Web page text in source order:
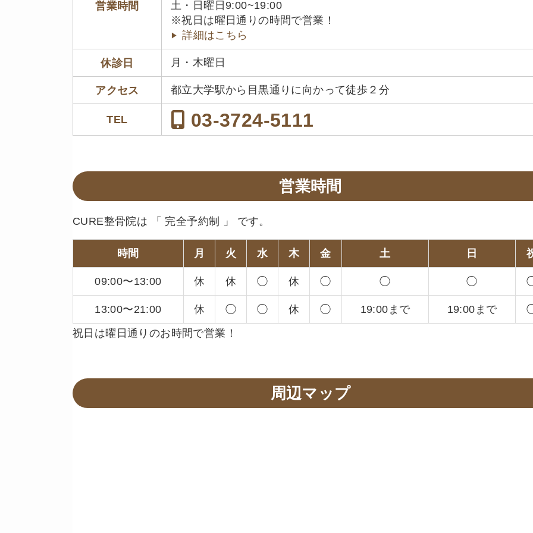
営業時間
土・日曜日9:00~19:00
※祝日は曜日通りの時間で営業！
詳細はこちら
休診日 月・木曜日
アクセス 都立大学駅から目黒通りに向かって徒歩２分
TEL 03-3724-5111
営業時間
CURE整骨院は 「 完全予約制 」 です。
時間 月 火 水 木 金 土 日
09:00〜13:00 休 休 ◯ 休 ◯ ◯ ◯
13:00〜21:00 休 ◯ ◯ 休 ◯ 19:00まで 19:00まで
祝日は曜日通りのお時間で営業！
周辺マップ